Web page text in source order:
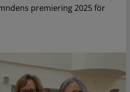
premiering 2025 för